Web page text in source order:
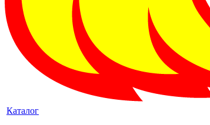
Каталог